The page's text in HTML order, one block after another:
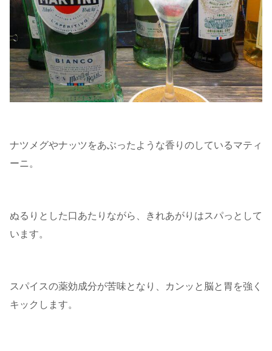
ナツメグやナッツをあぶったような香りのしているマティ
ーニ。
ぬるりとした口あたりながら、きれあがりはスパっとして
います。
スパイスの薬効成分が苦味となり、カンッと脳と胃を強く
キックします。